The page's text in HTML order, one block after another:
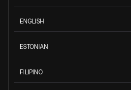
ENGLISH
ESTONIAN
FILIPINO